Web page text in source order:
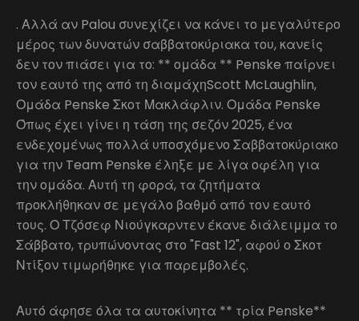
. Αλλά αν Palou συνεχίζει να κάνει το μεγαλύτερο
μέρος των δυνατών σαββατοκύριακα του, κανείς
δεν τον πιάσει για το: ** ομάδα ** Penske παίρνει
τον εαυτό της από τη διαμάχηScott McLaughlin,
Ομάδα Penske Σκοτ Μακλάφλιν. Ομάδα Penske
Όπως έχει γίνει η τάση της σεζόν 2025, ένα
ενδεχομένως πολλά υποσχόμενο Σαββατοκύριακο
για την Team Penske έληξε με λίγα οφέλη για
την ομάδα. Αυτή τη φορά, τα ζητήματα
προκλήθηκαν σε μεγάλο βαθμό από τον εαυτό
τους. Ο Τζόσεφ Νιούγκαρντεν έκανε διάλειμμα το
Σάββατο, τρυπώνοντας στο "Fast 12", αφού ο Σκοτ
Ντίξον τιμωρήθηκε για παρεμβολές.
Αυτό άφησε όλα τα αυτοκίνητα ** τρία Penske**